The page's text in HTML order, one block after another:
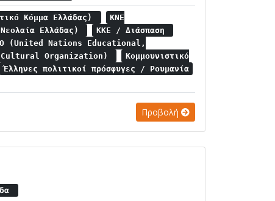
Κόμμα Ελλάδας)
ΚΝΕ
Ελλάδας)
ΚΚΕ / Διάσπαση
(United Nations Educational,
Organization)
Κομμουνιστικό
Έλληνες πολιτικοί πρόσφυγες / Ρουμανία
Προβολή